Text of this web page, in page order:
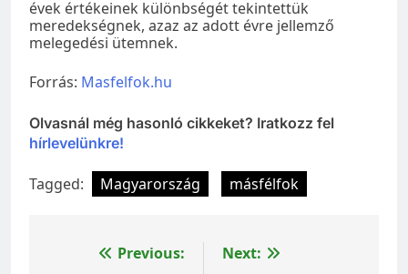
évek értékeinek különbségét tekintettük
meredekségnek, azaz az adott évre jellemző
melegedési ütemnek.
Forrás: Masfelfok.hu
Olvasnál még hasonló cikkeket? Iratkozz fel
hírlevelünkre!
Tagged: Magyarország másfélfok
BejegyzésPrevious:
Next: